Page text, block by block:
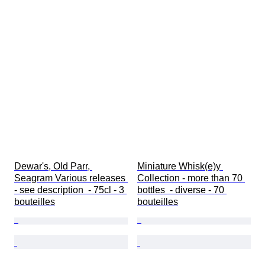
Dewar's, Old Parr,
Seagram Various releases
- see description  - 75cl - 3
bouteilles
Miniature Whisk(e)y
Collection - more than 70
bottles  - diverse - 70
bouteilles